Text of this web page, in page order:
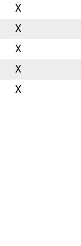
X
X
X
X
X